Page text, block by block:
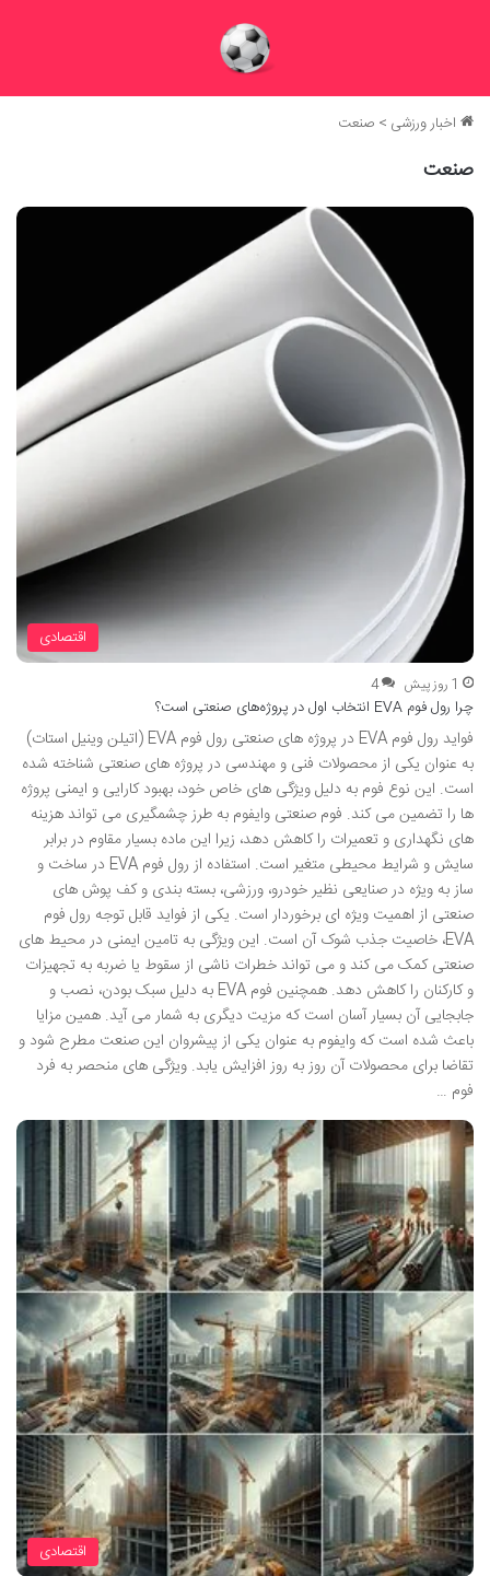
اخبار ورزشی > صنعت
صنعت
اقتصادی
1 روز پیش 4
چرا رول فوم EVA انتخاب اول در پروژه‌های صنعتی است؟
فواید رول فوم EVA در پروژه های صنعتی رول فوم EVA (اتیلن وینیل استات)
به عنوان یکی از محصولات فنی و مهندسی در پروژه های صنعتی شناخته شده
است. این نوع فوم به دلیل ویژگی های خاص خود، بهبود کارایی و ایمنی پروژه
ها را تضمین می کند. فوم صنعتی وایفوم به طرز چشمگیری می تواند هزینه
های نگهداری و تعمیرات را کاهش دهد، زیرا این ماده بسیار مقاوم در برابر
سایش و شرایط محیطی متغیر است. استفاده از رول فوم EVA در ساخت و
ساز به ویژه در صنایعی نظیر خودرو، ورزشی، بسته بندی و کف پوش های
صنعتی از اهمیت ویژه ای برخوردار است. یکی از فواید قابل توجه رول فوم
EVA، خاصیت جذب شوک آن است. این ویژگی به تامین ایمنی در محیط های
صنعتی کمک می کند و می تواند خطرات ناشی از سقوط یا ضربه به تجهیزات
و کارکنان را کاهش دهد. همچنین فوم EVA به دلیل سبک بودن، نصب و
جابجایی آن بسیار آسان است که مزیت دیگری به شمار می آید. همین مزایا
باعث شده است که وایفوم به عنوان یکی از پیشروان این صنعت مطرح شود و
تقاضا برای محصولات آن روز به روز افزایش یابد. ویژگی های منحصر به فرد
فوم …
اقتصادی